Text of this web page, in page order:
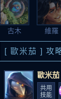
古木 維羅
[ 歐米茄 ] 攻
歐米茄
共用
技能